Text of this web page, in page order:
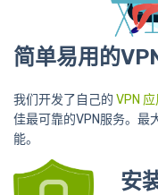
简单易用的
我们开发了自己的 VPN
佳最可靠的VPN服务。最
能。
安